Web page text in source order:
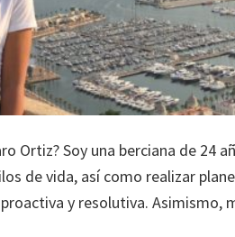
Ortiz? Soy una berciana de 24
de vida, así como realizar
y resolutiva. Asimismo,